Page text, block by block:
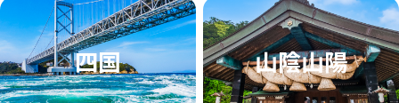
四国 山陰山陽